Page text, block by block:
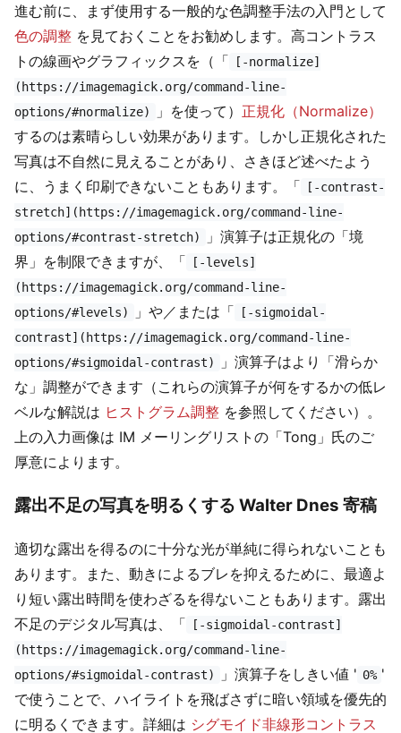
進む前に、まず使用する一般的な色調整手法の入門として
色の調整 を見ておくことをお勧めします。高コントラス
トの線画やグラフィックスを（「
[-normalize]
(https://imagemagick.org/command-line-
options/#normalize)
」を使って） 正規化（Normalize）
するのは素晴らしい効果があります。しかし正規化された
写真は不自然に見えることがあり、さきほど述べたよう
に、うまく印刷できないこともあります。「
[-contrast-
stretch](https://imagemagick.org/command-line-
options/#contrast-stretch)
」演算子は正規化の「境
界」を制限できますが、「
[-levels]
(https://imagemagick.org/command-line-
options/#levels)
」や／または「
[-sigmoidal-
contrast](https://imagemagick.org/command-line-
options/#sigmoidal-contrast)
」演算子はより「滑らか
な」調整ができます（これらの演算子が何をするかの低レ
ベルな解説は ヒストグラム調整 を参照してください）。
上の入力画像は IM メーリングリストの「Tong」氏のご
厚意によります。
露出不足の写真を明るくする Walter Dnes 寄稿
適切な露出を得るのに十分な光が単純に得られないことも
あります。また、動きによるブレを抑えるために、最適よ
り短い露出時間を使わざるを得ないこともあります。露出
不足のデジタル写真は、「
[-sigmoidal-contrast]
(https://imagemagick.org/command-line-
options/#sigmoidal-contrast)
」演算子をしきい値 ' 0% '
で使うことで、ハイライトを飛ばさずに暗い領域を優先的
に明るくできます。詳細は シグモイド非線形コントラス